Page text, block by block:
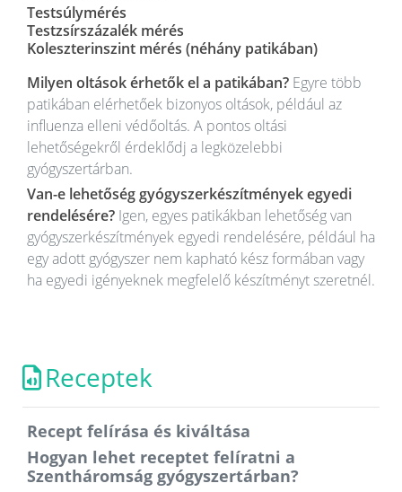
Testsúlymérés
Testzsírszázalék mérés
Koleszterinszint mérés (néhány patikában)
Milyen oltások érhetők el a patikában? Egyre több
patikában elérhetőek bizonyos oltások, például az
influenza elleni védőoltás. A pontos oltási
lehetőségekről érdeklődj a legközelebbi
gyógyszertárban.
Van-e lehetőség gyógyszerkészítmények egyedi
rendelésére? Igen, egyes patikákban lehetőség van
gyógyszerkészítmények egyedi rendelésére, például ha
egy adott gyógyszer nem kapható kész formában vagy
ha egyedi igényeknek megfelelő készítményt szeretnél.
Receptek
Recept felírása és kiváltása
Hogyan lehet receptet felíratni a
Szentháromság gyógyszertárban?